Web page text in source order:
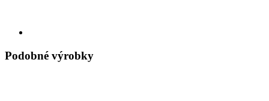
Podobné výrobky